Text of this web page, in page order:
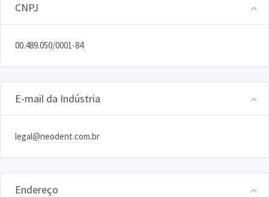
CNPJ
00.489.050/0001-84
E-mail da Indústria
legal@neodent.com.br
Endereço